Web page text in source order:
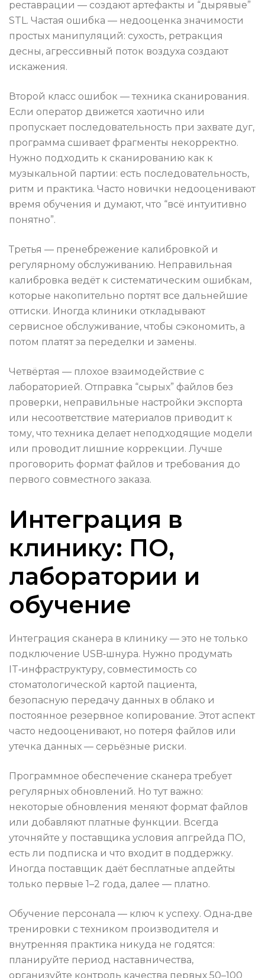
реставрации — создают артефакты и “дырявые”
STL. Частая ошибка — недооценка значимости
простых манипуляций: сухость, ретракция
десны, агрессивный поток воздуха создают
искажения.
Второй класс ошибок — техника сканирования.
Если оператор движется хаотично или
пропускает последовательность при захвате дуг,
программа сшивает фрагменты некорректно.
Нужно подходить к сканированию как к
музыкальной партии: есть последовательность,
ритм и практика. Часто новички недооценивают
время обучения и думают, что “всё интуитивно
понятно”.
Третья — пренебрежение калибровкой и
регулярному обслуживанию. Неправильная
калибровка ведёт к систематическим ошибкам,
которые накопительно портят все дальнейшие
оттиски. Иногда клиники откладывают
сервисное обслуживание, чтобы сэкономить, а
потом платят за переделки и замены.
Четвёртая — плохое взаимодействие с
лабораторией. Отправка “сырых” файлов без
проверки, неправильные настройки экспорта
или несоответствие материалов приводит к
тому, что техника делает неподходящие модели
или проводит лишние коррекции. Лучше
проговорить формат файлов и требования до
первого совместного заказа.
Интеграция в
клинику: ПО,
лаборатории и
обучение
Интеграция сканера в клинику — это не только
подключение USB‑шнура. Нужно продумать
IT‑инфраструктуру, совместимость со
стоматологической картой пациента,
безопасную передачу данных в облако и
постоянное резервное копирование. Этот аспект
часто недооценивают, но потеря файлов или
утечка данных — серьёзные риски.
Программное обеспечение сканера требует
регулярных обновлений. Но тут важно:
некоторые обновления меняют формат файлов
или добавляют платные функции. Всегда
уточняйте у поставщика условия апгрейда ПО,
есть ли подписка и что входит в поддержку.
Иногда поставщик даёт бесплатные апдейты
только первые 1–2 года, далее — платно.
Обучение персонала — ключ к успеху. Одна‑две
тренировки с техником производителя и
внутренняя практика никуда не годятся:
планируйте период наставничества,
организуйте контроль качества первых 50–100